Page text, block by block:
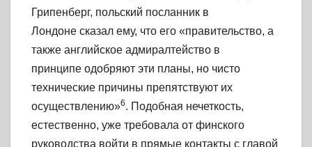
Грипенберг, польский посланник в
Лондоне сказал ему, что его «правительство, а
также английское адмиралтейство в
принципе одобряют эти планы, но чисто
технические причины препятствуют их
осуществлению»6. Подобная нечеткость,
естественно, уже требовала от финского
руководства войти в прямые контакты с главой